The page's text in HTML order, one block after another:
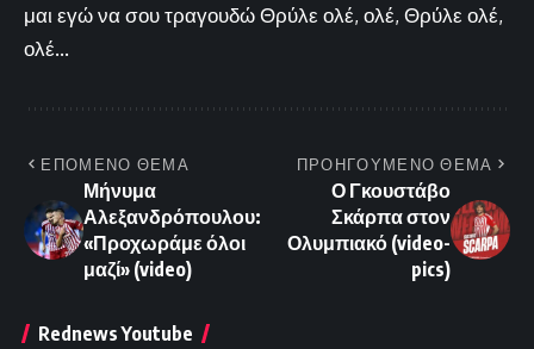
μαι εγώ να σου τραγουδώ Θρύλε ολέ, ολέ, Θρύλε ολέ,
ολέ...
ΕΠΟΜΕΝΟ ΘΕΜΑ
Μήνυμα
Αλεξανδρόπουλου:
«Προχωράμε όλοι
μαζί» (video)
ΠΡΟΗΓΟΥΜΕΝΟ ΘΕΜΑ
Ο Γκουστάβο
Σκάρπα στον
Ολυμπιακό (video-
pics)
Rednews Youtube